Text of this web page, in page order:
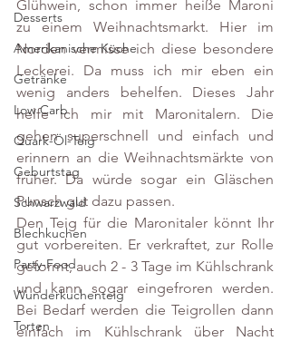
Desserts
Amerikanische Küche
Getränke
Low Carb
Quark-Öl-Teig
Geburtstag
Schwarzwald
Blechkuchen
Party-Food
Wunderkuchenteig
Torten
Glühwein, schon immer heiße Maroni
zu einem Weihnachtsmarkt. Hier im
Norden vermisse ich diese besondere
Leckerei. Da muss ich mir eben ein
wenig anders behelfen. Dieses Jahr
helfe ich mir mit Maronitalern. Die
gehen superschnell und einfach und
erinnern an die Weihnachtsmärkte von
früher. Da würde sogar ein Gläschen
Punsch gut dazu passen.
Den Teig für die Maronitaler könnt Ihr
gut vorbereiten. Er verkraftet, zur Rolle
geformt, auch 2 - 3 Tage im Kühlschrank
und kann sogar eingefroren werden.
Bei Bedarf werden die Teigrollen dann
einfach im Kühlschrank über Nacht